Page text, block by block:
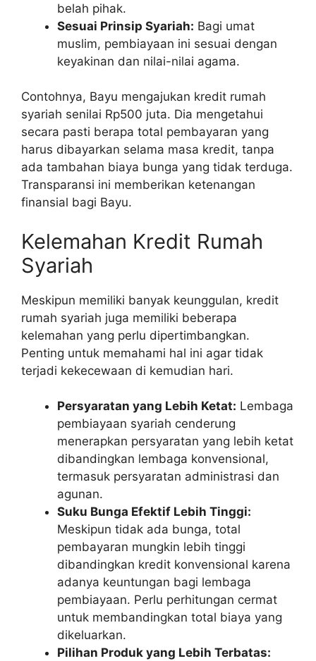
belah pihak.
Sesuai Prinsip Syariah: Bagi umat
muslim, pembiayaan ini sesuai dengan
keyakinan dan nilai-nilai agama.
Contohnya, Bayu mengajukan kredit rumah
syariah senilai Rp500 juta. Dia mengetahui
secara pasti berapa total pembayaran yang
harus dibayarkan selama masa kredit, tanpa
ada tambahan biaya bunga yang tidak terduga.
Transparansi ini memberikan ketenangan
finansial bagi Bayu.
Kelemahan Kredit Rumah
Syariah
Meskipun memiliki banyak keunggulan, kredit
rumah syariah juga memiliki beberapa
kelemahan yang perlu dipertimbangkan.
Penting untuk memahami hal ini agar tidak
terjadi kekecewaan di kemudian hari.
Persyaratan yang Lebih Ketat: Lembaga
pembiayaan syariah cenderung
menerapkan persyaratan yang lebih ketat
dibandingkan lembaga konvensional,
termasuk persyaratan administrasi dan
agunan.
Suku Bunga Efektif Lebih Tinggi:
Meskipun tidak ada bunga, total
pembayaran mungkin lebih tinggi
dibandingkan kredit konvensional karena
adanya keuntungan bagi lembaga
pembiayaan. Perlu perhitungan cermat
untuk membandingkan total biaya yang
dikeluarkan.
Pilihan Produk yang Lebih Terbatas: